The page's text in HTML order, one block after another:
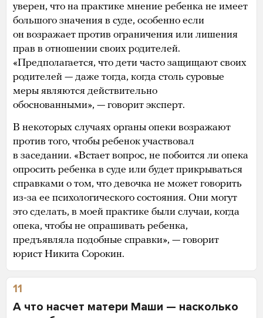
уверен, что на практике мнение ребенка не имеет
большого значения в суде, особенно если
он возражает против ограничения или лишения
прав в отношении своих родителей.
«Предполагается, что дети часто защищают своих
родителей — даже тогда, когда столь суровые
меры являются действительно
обоснованными», — говорит эксперт.
В некоторых случаях органы опеки возражают
против того, чтобы ребенок участвовал
в заседании. «Встает вопрос, не побоится ли опека
опросить ребенка в суде или будет прикрываться
справками о том, что девочка не может говорить
из-за ее психологического состояния. Они могут
это сделать, в моей практике были случаи, когда
опека, чтобы не опрашивать ребенка,
предъявляла подобные справки», — говорит
юрист Никита Сорокин.
11
А что насчет матери Маши — насколько